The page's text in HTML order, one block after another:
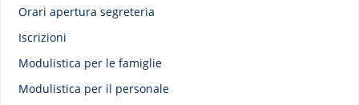
Orari apertura segreteria
Iscrizioni
Modulistica per le famiglie
Modulistica per il personale